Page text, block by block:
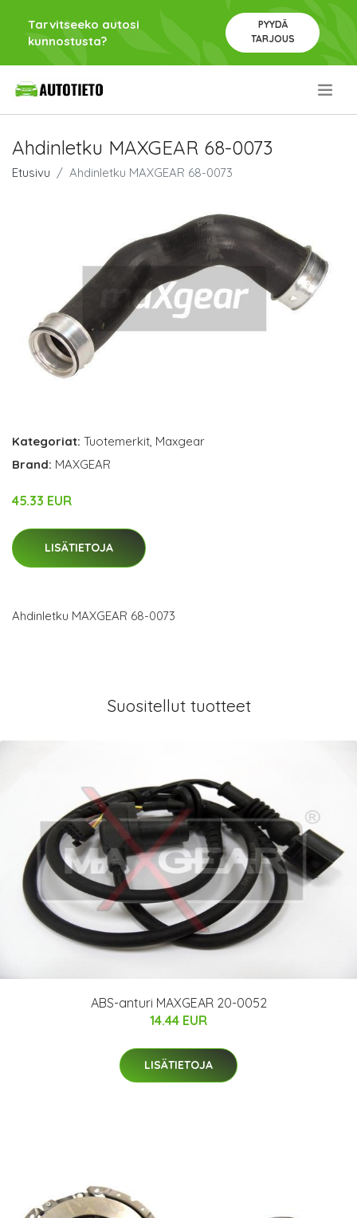
Tarvitseeko autosi
kunnostusta?
PYYDÄ
TARJOUS
Ahdinletku MAXGEAR 68-0073
Etusivu Ahdinletku MAXGEAR 68-0073
Kategoriat: Tuotemerkit, Maxgear
Brand: MAXGEAR
45.33 EUR
LISÄTIETOJA
Ahdinletku MAXGEAR 68-0073
Suositellut tuotteet
ABS-anturi MAXGEAR 20-0052
14.44 EUR
LISÄTIETOJA